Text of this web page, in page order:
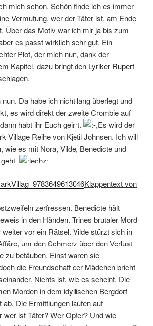
mich schon. Schön finde ich es immer
Vermutung, wer der Täter ist, am Ende
Über das Motiv war ich mir ja bis zum
es passt wirklich sehr gut. Ein
Plot, der mich nun, dank der
Kapitel, dazu bringt den Lyriker Rupert
Da habe ich nicht lang überlegt und
es wird direkt der zweite Crombie auf
habt ihr Euch geirrt.
Es wird der
Village Reihe von Kjetil Johnsen. Ich will
wie es mit Nora, Vilde, Benedicte und
Klappentext von
zerfressen. Benedicte hält
in den Händen. Trines brutaler Mord
weiter vor ein Rätsel. Vilde stürzt sich in
um den Schmerz über den Verlust
zu betäuben. Einst waren sie
die Freundschaft der Mädchen bricht
Nichts ist, wie es scheint. Die
Morden in dem idyllischen Bergdorf
ab. Die Ermittlungen laufen auf
wer ist Täter? Wer Opfer? Und wie